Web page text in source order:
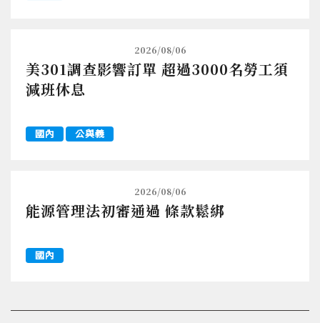
2026/08/06
美301調查影響訂單 超過3000名勞工須
減班休息
國內 公與義
2026/08/06
能源管理法初審通過 條款鬆綁
國內